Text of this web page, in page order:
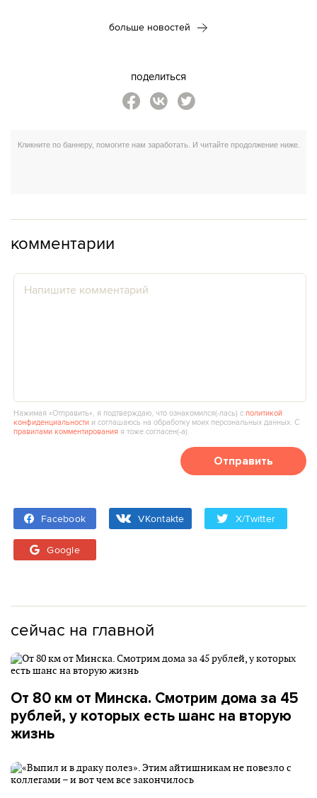
больше новостей
поделиться
комментарии
Нажимая «Отправить», я подтверждаю, что ознакомился(‑лась) сполитикой
конфиденциальности и соглашаюсь на обработку моих персональных данных. С
правилами комментирования я тоже согласен(‑а).
Отправить
Facebook VKontakte X/Twitter
Google
сейчас на главной
От 80 км от Минска. Смотрим дома за 45
рублей, у которых есть шанс на вторую
жизнь